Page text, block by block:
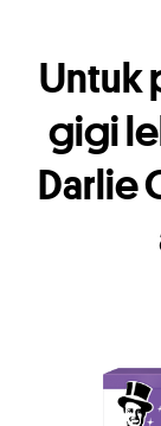
Untuk
gigi
Darlie